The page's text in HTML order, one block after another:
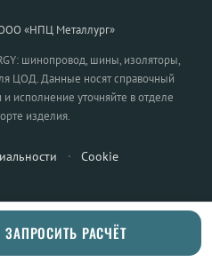
ООО «НПЦ Металлург»
шинопровод, шины, изоляторы,
ЦОД. Данные носят справочный
исполнение уточняйте в отделе
изделия.
· Cookie
ЗАПРОСИТЬ РАСЧЁТ